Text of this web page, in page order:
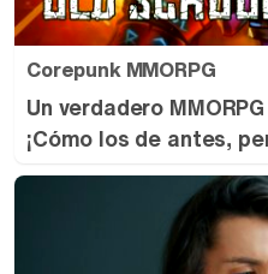
Corepunk MMORPG
Un verdadero
¡Cómo los de antes,